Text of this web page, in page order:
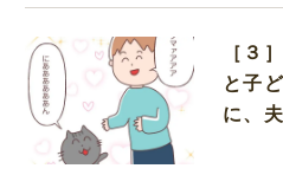
［３
と子
に、